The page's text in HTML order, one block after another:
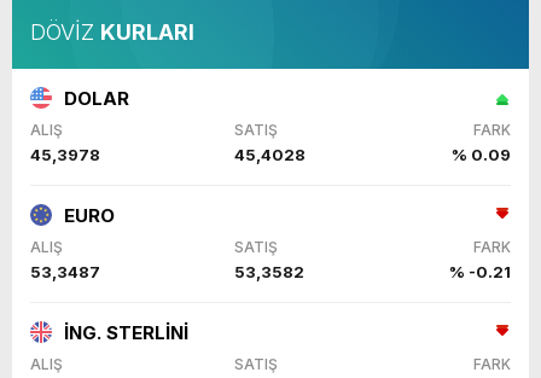
DÖVİZ KURLARI
DOLAR
ALIŞ SATIŞ FARK
45,3978 45,4028 % 0.09
EURO
ALIŞ SATIŞ FARK
53,3487 53,3582 % -0.21
İNG. STERLİNİ
ALIŞ SATIŞ FARK